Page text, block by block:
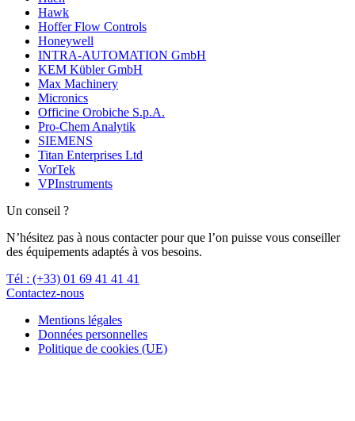
Hawk
Hoffer Flow Controls
Honeywell
INTRA-AUTOMATION GmbH
KEM Kübler GmbH
Max Machinery
Micronics
Officine Orobiche S.p.A.
Pro-Chem Analytik
SIEMENS
Titan Enterprises Ltd
VorTek
VPInstruments
Un conseil ?
N’hésitez pas à nous contacter pour que l’on puisse vous conseiller
des équipements adaptés à vos besoins.
Tél : (+33) 01 69 41 41 41
Contactez-nous
Mentions légales
Données personnelles
Politique de cookies (UE)